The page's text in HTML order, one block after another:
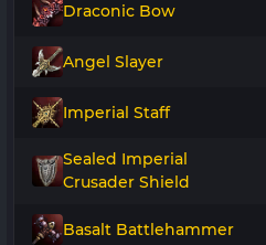
Draconic Bow
Angel Slayer
Imperial Staff
Sealed Imperial
Crusader Shield
Basalt Battlehammer